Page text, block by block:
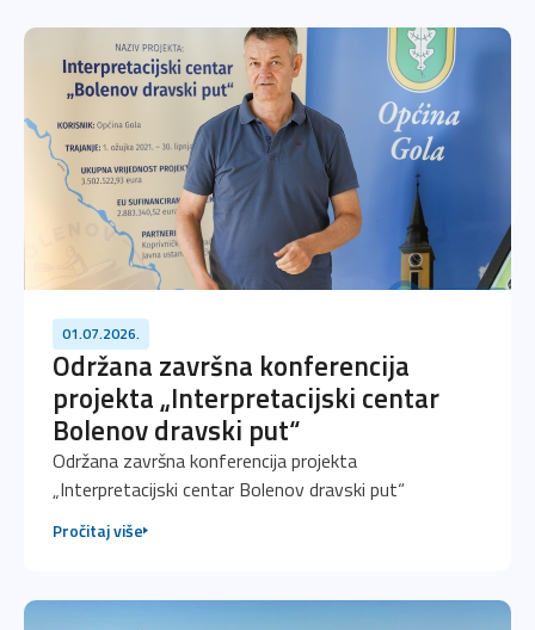
01.07.2026.
Održana završna konferencija
projekta „Interpretacijski centar
Bolenov dravski put“
Održana završna konferencija projekta
„Interpretacijski centar Bolenov dravski put“
Pročitaj više